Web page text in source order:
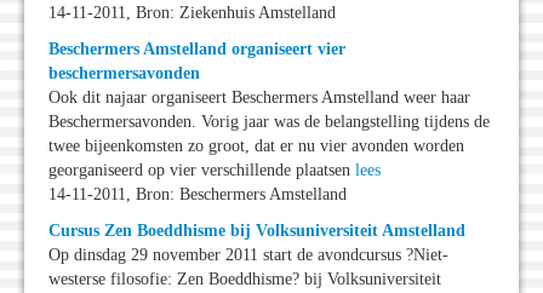
14-11-2011, Bron: Ziekenhuis Amstelland
Beschermers Amstelland organiseert vier
beschermersavonden
Ook dit najaar organiseert Beschermers Amstelland weer haar
Beschermersavonden. Vorig jaar was de belangstelling tijdens de
twee bijeenkomsten zo groot, dat er nu vier avonden worden
georganiseerd op vier verschillende plaatsen lees
14-11-2011, Bron: Beschermers Amstelland
Cursus Zen Boeddhisme bij Volksuniversiteit Amstelland
Op dinsdag 29 november 2011 start de avondcursus ?Niet-
westerse filosofie: Zen Boeddhisme? bij Volksuniversiteit